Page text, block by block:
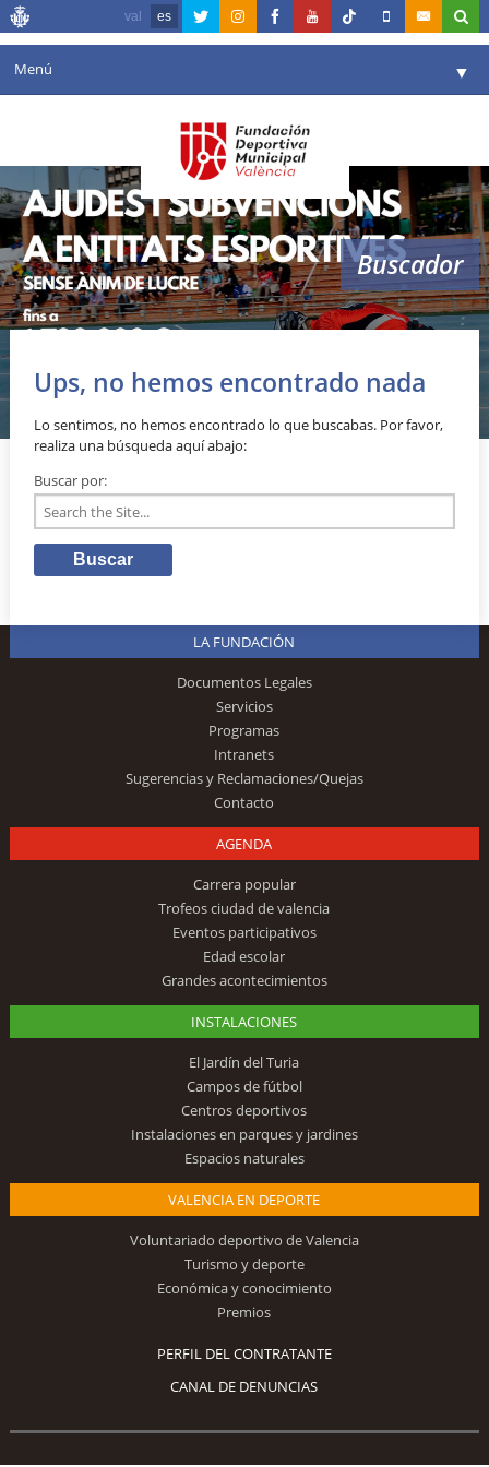
val es
Menú ▼
Agenda
Instalaciones ▼
Comunicación ▼
Valencia en deporte ▼
Buscador
Ups, no hemos encontrado nada
Lo sentimos, no hemos encontrado lo que buscabas. Por favor,
realiza una búsqueda aquí abajo:
Buscar por:
LA FUNDACIÓN
Documentos Legales
Servicios
Programas
Intranets
Sugerencias y Reclamaciones/Quejas
Contacto
AGENDA
Carrera popular
Trofeos ciudad de valencia
Eventos participativos
Edad escolar
Grandes acontecimientos
INSTALACIONES
El Jardín del Turia
Campos de fútbol
Centros deportivos
Instalaciones en parques y jardines
Espacios naturales
VALENCIA EN DEPORTE
Voluntariado deportivo de Valencia
Turismo y deporte
Económica y conocimiento
Premios
PERFIL DEL CONTRATANTE
CANAL DE DENUNCIAS